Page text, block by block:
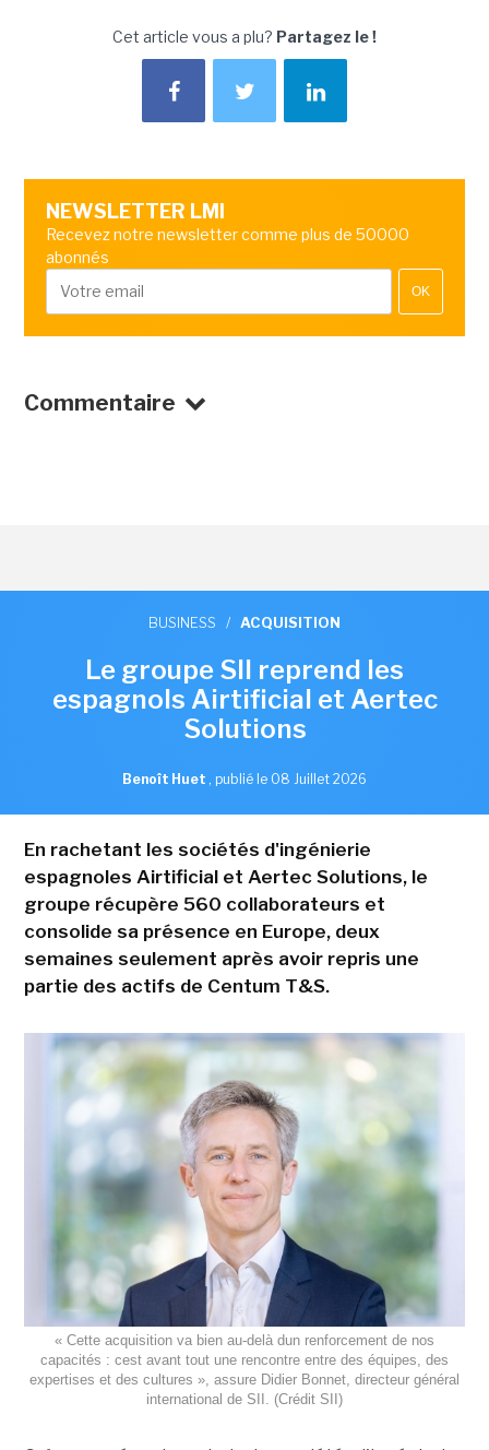
Cet article vous a plu? Partagez le !
NEWSLETTER LMI
Recevez notre newsletter comme plus de 50000
abonnés
OK
Commentaire
BUSINESS / ACQUISITION
Le groupe SII reprend les
espagnols Airtificial et Aertec
Solutions
Benoît Huet , publié le 08 Juillet 2026
En rachetant les sociétés d'ingénierie
espagnoles Airtificial et Aertec Solutions, le
groupe récupère 560 collaborateurs et
consolide sa présence en Europe, deux
semaines seulement après avoir repris une
partie des actifs de Centum T&S.
« Cette acquisition va bien au-delà dun renforcement de nos
capacités : cest avant tout une rencontre entre des équipes, des
expertises et des cultures », assure Didier Bonnet, directeur général
international de SII. (Crédit SII)